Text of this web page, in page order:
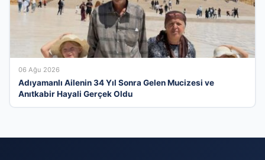
06 Ağu 2026
Adıyamanlı Ailenin 34 Yıl Sonra Gelen Mucizesi ve
Anıtkabir Hayali Gerçek Oldu